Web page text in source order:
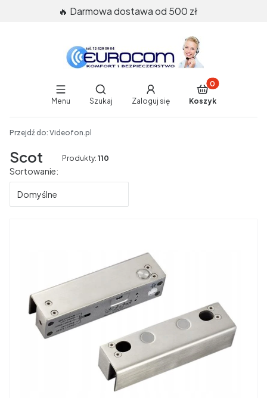
🔥 Darmowa dostawa od 500 zł
Menu
Otwórz wyszukiwarkę
Szukaj Zaloguj się
Produkty w
Koszyk
Przejdź do: Videofon.pl
Scot Produkty: 110
Lista produktów
Sortowanie:
Domyślne